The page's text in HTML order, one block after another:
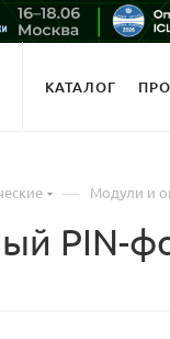
КАТАЛОГ
— Модули и
PIN-